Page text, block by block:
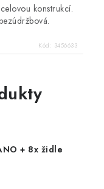
konstrukcí.
Kód: 3456633
+ 8x židle